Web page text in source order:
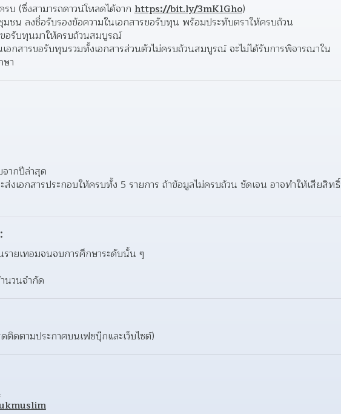
บ (ซึ่งสามารถดาวน์โหลดได้จาก https://bit.ly/3mK1Gho)
น ลงชื่อรับรองข้อความในเอกสารขอรับทุน พร้อมประทับตราให้ครบถ้วน
ขอรับทุนมาให้ครบถ้วนสมบูรณ์
อกสารขอรับทุนรวมทั้งเอกสารส่วนตัวไม่ครบถ้วนสมบูรณ์ จะไม่ได้รับการพิจารณาใน
า
ากปีล่าสุด
เอกสารประกอบให้ครบทั้ง 5 รายการ ถ้าข้อมูลไม่ครบถ้วน ชัดเจน อาจทำให้เสียสิทธิ์
ายเทอมจนจบการศึกษาระดับนั้น ๆ
นวนจำกัด
ดตามประกาศบนเฟซบุ๊กและเว็บไซต์)